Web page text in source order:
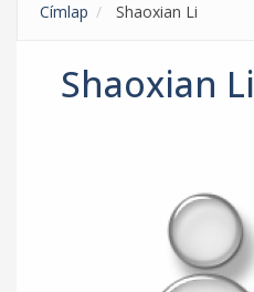
Címlap Shaoxian Li
Shaoxian Li